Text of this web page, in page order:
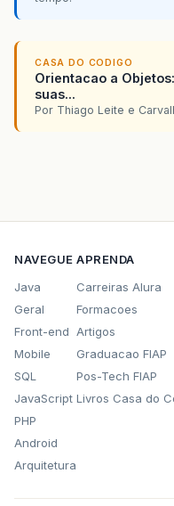
CASA DO CODIGO
Orientacao a
suas...
Por Thiago Leite e
NAVEGUE
Java
Geral
Front-end
Mobile
SQL
JavaScript
PHP
Android
Arquitetura
APRENDA
Carreiras Alura
Formacoes
Artigos
Graduacao FIAP
Pos-Tech FIAP
Livros Casa do